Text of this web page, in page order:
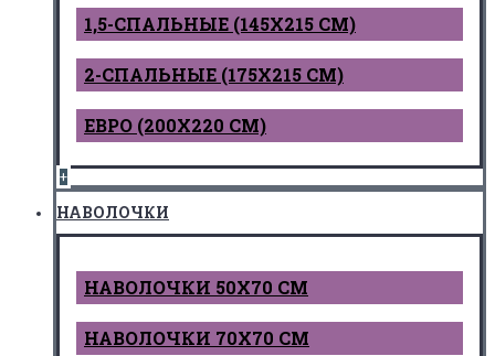
1,5-СПАЛЬНЫЕ (145Х215 СМ)
2-СПАЛЬНЫЕ (175Х215 СМ)
ЕВРО (200Х220 СМ)
+
НАВОЛОЧКИ
НАВОЛОЧКИ 50Х70 СМ
НАВОЛОЧКИ 70Х70 СМ